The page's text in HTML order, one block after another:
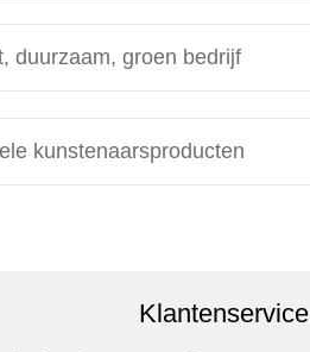
duurzaam, groen bedrijf
kunstenaarsproducten
Klantenservice